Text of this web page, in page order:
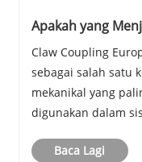
Apakah yang
Kuasa
Dipercayai?
Claw Coupling
sebagai salah satu
mekanikal yang
digunakan dalam
dan hayat
Baca Lagi